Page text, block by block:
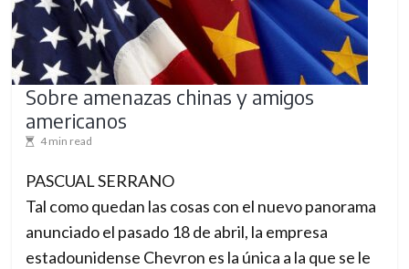
Sobre amenazas chinas y amigos
americanos
4 min read
PASCUAL SERRANO
Tal como quedan las cosas con el nuevo panorama
anunciado el pasado 18 de abril, la empresa
estadounidense Chevron es la única a la que se le